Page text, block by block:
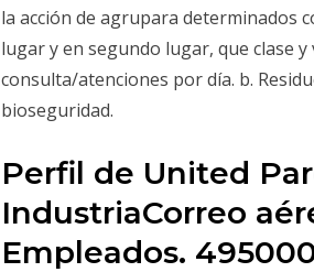
la acción de agrupara determinados
lugar y en segundo lugar, que clase
consulta/atenciones por día. b.
bioseguridad.
Perfil de United
IndustriaCorreo
Empleados.